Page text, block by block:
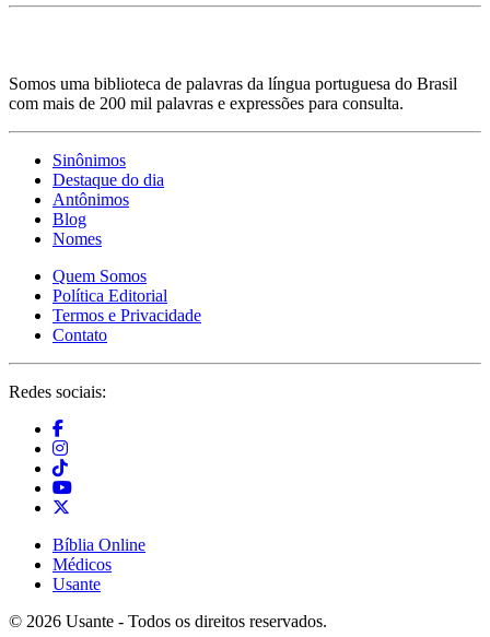
Somos uma biblioteca de palavras da língua portuguesa do Brasil
com mais de 200 mil palavras e expressões para consulta.
Sinônimos
Destaque do dia
Antônimos
Blog
Nomes
Quem Somos
Política Editorial
Termos e Privacidade
Contato
Redes sociais:
Bíblia Online
Médicos
Usante
© 2026 Usante - Todos os direitos reservados.